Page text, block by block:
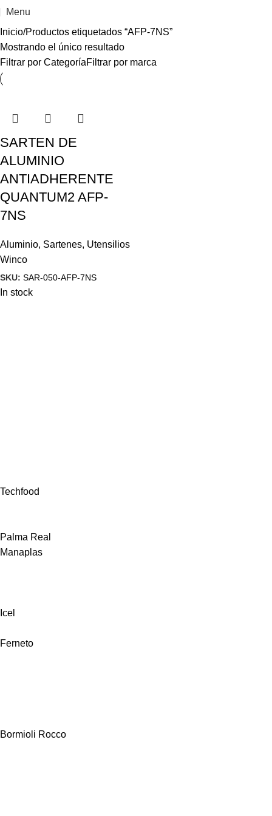
Menu
Inicio Productos etiquetados “AFP-7NS”
Mostrando el único resultado
Filtrar por CategoríaFiltrar por marca
SARTEN DE
ALUMINIO
ANTIADHERENTE
QUANTUM2 AFP-
7NS
Aluminio, Sartenes, Utensilios
Winco
SKU: SAR-050-AFP-7NS
In stock
Techfood
Palma Real
Manaplas
Icel
Ferneto
Bormioli Rocco